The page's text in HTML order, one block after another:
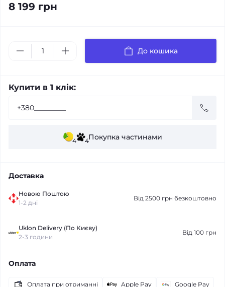
8 199 грн
До кошика
Купити в 1 клік:
4 4Покупка частинами
Доставка
Новою Поштою
1-2 дні
Від 2500 грн безкоштовно
Uklon Delivery (По Києву)
2-3 години
Від 100 грн
Оплата
Оплата при отриманні Apple Pay
Google Pay